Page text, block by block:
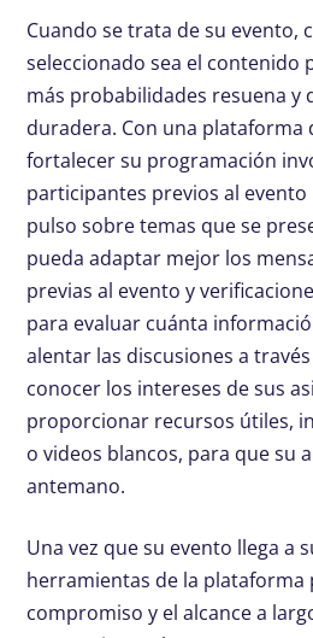
Cuando se trata de su evento,
seleccionado sea el contenido
más probabilidades resuena y
duradera. Con una plataforma
fortalecer su programación
participantes previos al
pulso sobre temas que se
pueda adaptar mejor los
previas al evento y
para evaluar cuánta
alentar las discusiones a
conocer los intereses de sus
proporcionar recursos útiles,
o videos blancos, para que su
antemano.
Una vez que su evento llega a
herramientas de la plataforma
compromiso y el alcance a